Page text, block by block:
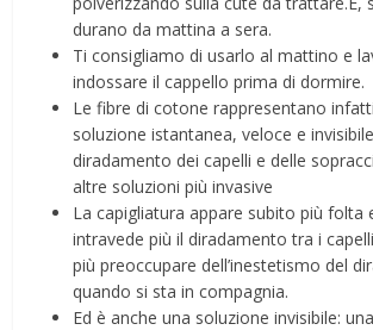
durano da mattina a sera.
Ti consigliamo di usarlo al mattino e
indossare il cappello prima di dormire.
Le fibre di cotone rappresentano
soluzione istantanea, veloce e
diradamento dei capelli e delle
altre soluzioni più invasive
La capigliatura appare subito più folta
intravede più il diradamento tra i
più preoccupare dell’inestetismo del
quando si sta in compagnia.
Ed è anche una soluzione invisibile: